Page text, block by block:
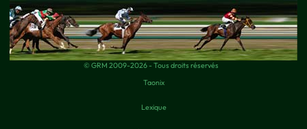
© GRM 2009-2026 - Tous droits réservés
Taonix
Lexique